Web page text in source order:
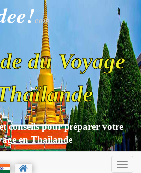
com
du Voyage
conseils pour préparer votre
en Thaïlande